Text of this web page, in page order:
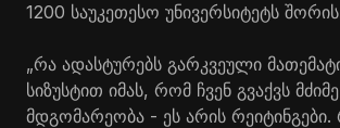
1200 საუკეთესო უნივერსიტეტს
„რა ადასტურებს გარკვეული
სიზუსტით იმას, რომ ჩვენ გვაქვს მძიმე
მდგომარეობა - ეს არის